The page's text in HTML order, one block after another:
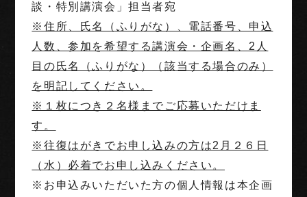
談・特別講演会」担当者宛
※住所、氏名（ふりがな）、電話番号、申込
人数、参加を希望する講演会・企画名、2人
目の氏名（ふりがな）（該当する場合のみ）
を明記してください。
※１枚につき２名様までご応募いただけま
す。
※往復はがきでお申し込みの方は2月２６日
（水）必着でお申し込みください。
※お申込みいただいた方の個人情報は本企画